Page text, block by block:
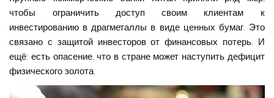
чтобы ограничить доступ своим клиентам к
инвестированию в драгметаллы в виде ценных бумаг. Это
связано с защитой инвесторов от финансовых потерь. И
ещё: есть опасение, что в стране может наступить дефицит
физического золота.